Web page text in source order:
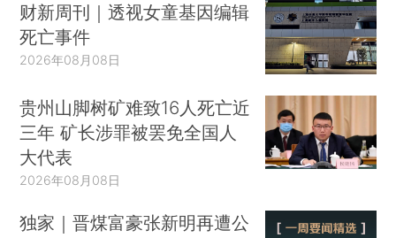
财新周刊｜透视女童基因编辑
死亡事件
2026年08月08日
贵州山脚树矿难致16人死亡近
三年 矿长涉罪被罢免全国人
大代表
2026年08月08日
独家｜晋煤富豪张新明再遭公